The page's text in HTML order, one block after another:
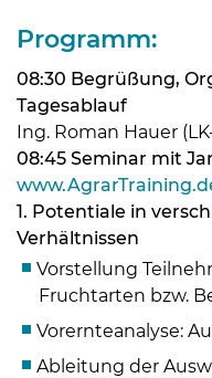
Programm:
08:30 Begrüßung,
Tagesablauf
Ing. Roman Hauer
08:45 Seminar mit
1. Potentiale in
Verhältnissen
Vorstellung
Fruchtarten bzw.
Vorernteanalyse:
Ableitung der